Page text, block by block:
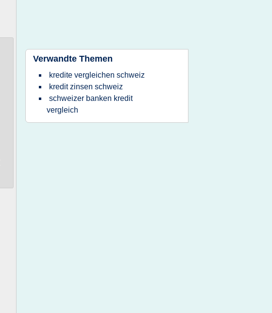
Verwandte Themen
kredite vergleichen schweiz
kredit zinsen schweiz
schweizer banken kredit
vergleich